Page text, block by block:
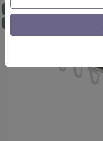
Maßzuschnitt möglich